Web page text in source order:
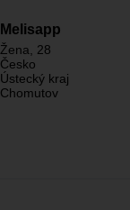
Melisapp
Žena , 28
Česko
Ústecký kraj
Chomutov